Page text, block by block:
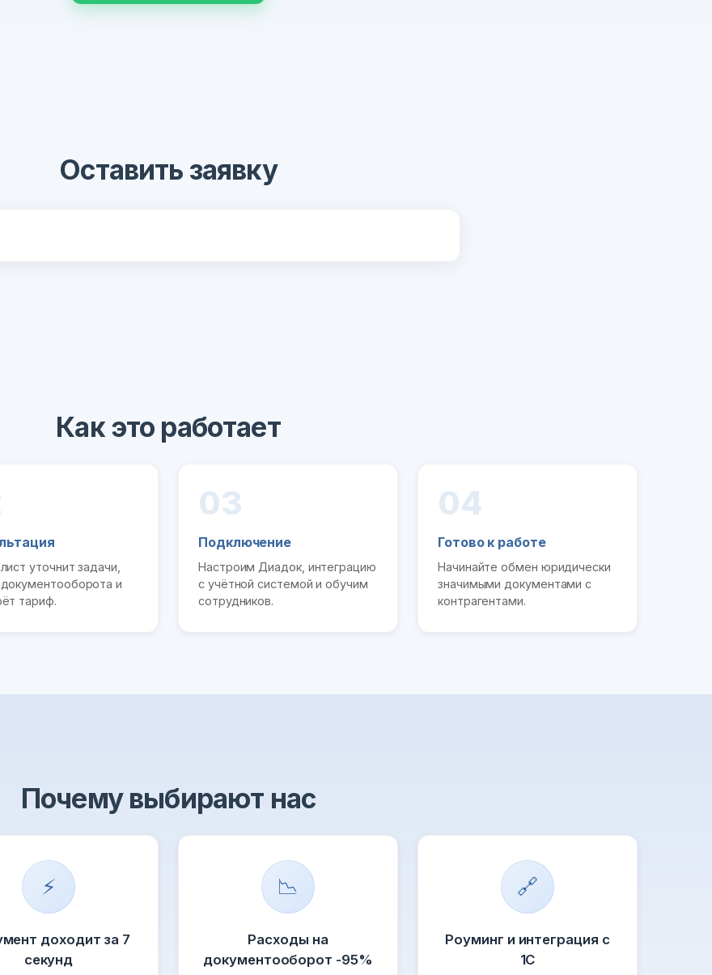
Оставить заявку
Как это работает
уточнит задачи,
и
тариф.
03
Подключение
Настроим Диадок, интеграцию
с учётной системой и обучим
сотрудников.
04
Готово к работе
Начинайте обмен юридически
значимыми документами с
контрагентами.
Почему выбирают нас
⚡
доходит за 7
секунд
📉
Расходы на
документооборот -95%
🔗
Роуминг и интеграция с
1С